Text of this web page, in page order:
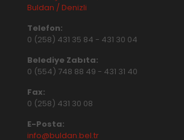
Buldan / Denizli
Telefon:
0 (258) 431 35 84 - 431 30 04
Belediye Zabıta:
0 (554) 748 88 49 - 431 31 40
Fax:
0 (258) 431 30 08
E-Posta:
info@buldan.bel.tr